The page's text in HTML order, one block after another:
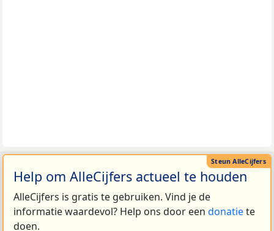
Help om AlleCijfers actueel te houden
AlleCijfers is gratis te gebruiken. Vind je de
informatie waardevol? Help ons door een donatiete
doen.